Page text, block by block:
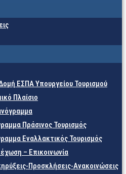
ΕΣΠΑ Υπουργείου Τουρισμού
Πλαίσιο
Πράσινος Τουρισμός
Εναλλακτικός Τουρισμός
– Επικοινωνία
Προσκλήσεις-Ανακοινώσεις